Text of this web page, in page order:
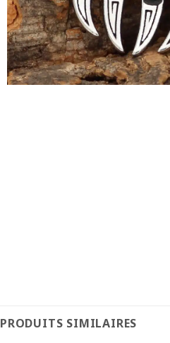
PRODUITS SIMILAIRES